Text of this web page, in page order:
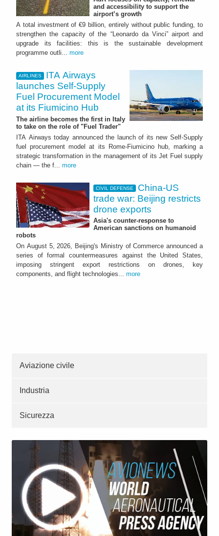
and accessibility to support the
airport’s growth
A total investment of €9 billion, entirely without public funding, to
strengthen the capacity of the “Leonardo da Vinci” airport and
upgrade its facilities: this is the sustainable development
programme outli... more
AIRLINES
ITA Airways
launches Self-Supply
Fuel Procurement Model
at its Fiumicino Hub
The airline becomes the first in Italy
to take on the role of "Fuel Trader"
ITA Airways today announced the launch of its new Self-Supply
fuel procurement model at its Rome-Fiumicino hub, marking a
strategic transformation in the management of its Jet Fuel supply
chain — the f... more
CIVIL DEFENSE
China-US
trade war: Beijing restricts
drone exports
Asia's counter-response to
American sanctions on humanoid
robots
On August 5, 2026, Beijing's Ministry of Commerce announced a
series of formal countermeasures against the United States,
imposing stringent export restrictions on drones, key
components, and flight technologies... more
Aviazione civile
Industria
Sicurezza